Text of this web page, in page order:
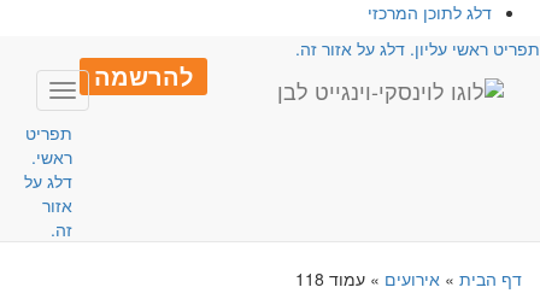
דלג לתוכן המרכזי
ראשי עליון. דלג על אזור זה.
להרשמה
Toggle
תפריט
ראשי.
דלג על
אזור
זה.
דף הבית» אירועים» עמוד 118